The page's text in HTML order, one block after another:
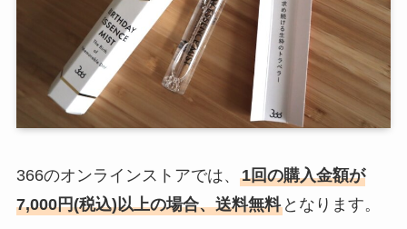
366のオンラインストアでは、 1回の購入金額が
7,000円(税込)以上の場合、送料無料となります。